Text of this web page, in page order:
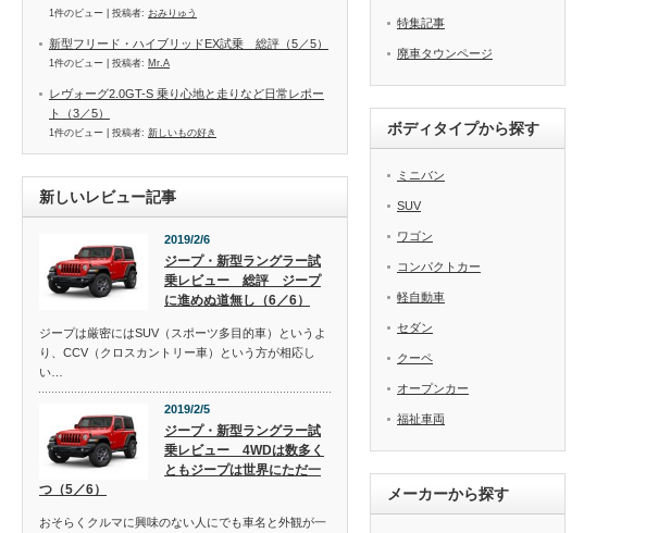
1件のビュー 投稿者: おみりゅう
新型フリード・ハイブリッドEX試乗 総評（5／5）
1件のビュー 投稿者: Mr.A
レヴォーグ2.0GT-S 乗り心地と走りなど日常レポー
ト（3／5）
1件のビュー 投稿者: 新しいもの好き
新しいレビュー記事
2019/2/6
ジープ・新型ラングラー試
乗レビュー 総評 ジープ
に進めぬ道無し（6／6）
ジープは厳密にはSUV（スポーツ多目的車）というよ
り、CCV（クロスカントリー車）という方が相応し
い…
2019/2/5
ジープ・新型ラングラー試
乗レビュー 4WDは数多く
ともジープは世界にただ一
つ（5／6）
おそらくクルマに興味のない人にでも車名と外観が一
特集記事
廃車タウンページ
ボディタイプから探す
ミニバン
SUV
ワゴン
コンパクトカー
軽自動車
セダン
クーペ
オープンカー
福祉車両
メーカーから探す